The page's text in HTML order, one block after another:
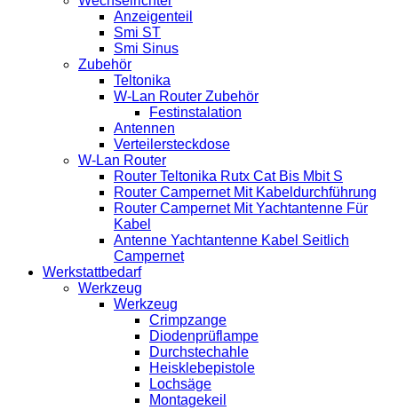
Anzeigenteil
Smi ST
Smi Sinus
Zubehör
Teltonika
W-Lan Router Zubehör
Festinstalation
Antennen
Verteilersteckdose
W-Lan Router
Router Teltonika Rutx Cat Bis Mbit S
Router Campernet Mit Kabeldurchführung
Router Campernet Mit Yachtantenne Für
Kabel
Antenne Yachtantenne Kabel Seitlich
Campernet
Werkstattbedarf
Werkzeug
Werkzeug
Crimpzange
Diodenprüflampe
Durchstechahle
Heisklebepistole
Lochsäge
Montagekeil